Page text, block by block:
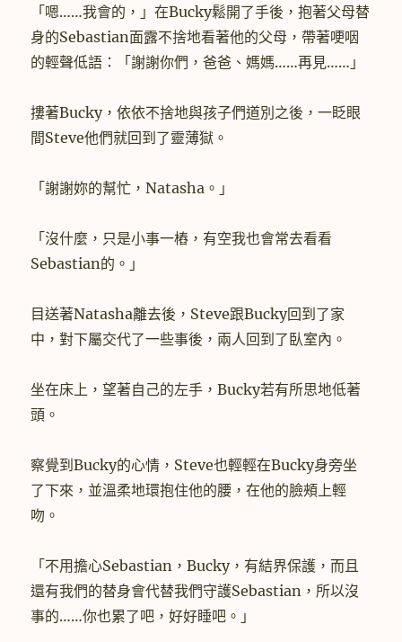
「嗯……我會的，」在Bucky鬆開了手後，抱著父母替
身的Sebastian面露不捨地看著他的父母，帶著哽咽
的輕聲低語：「謝謝你們，爸爸、媽媽……再見……」
摟著Bucky，依依不捨地與孩子們道別之後，一眨眼
間Steve他們就回到了靈薄獄。
「謝謝妳的幫忙，Natasha。」
「沒什麼，只是小事一樁，有空我也會常去看看
Sebastian的。」
目送著Natasha離去後，Steve跟Bucky回到了家
中，對下屬交代了一些事後，兩人回到了臥室內。
坐在床上，望著自己的左手，Bucky若有所思地低著
頭。
察覺到Bucky的心情，Steve也輕輕在Bucky身旁坐
了下來，並溫柔地環抱住他的腰，在他的臉頰上輕
吻。
「不用擔心Sebastian，Bucky，有結界保護，而且
還有我們的替身會代替我們守護Sebastian，所以沒
事的……你也累了吧，好好睡吧。」